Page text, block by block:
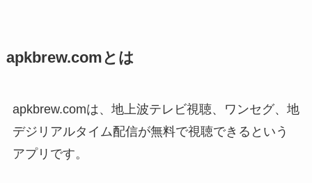
apkbrew.comとは
apkbrew.comは、地上波テレビ視聴、ワンセグ、地
デジリアルタイム配信が無料で視聴できるという
アプリです。